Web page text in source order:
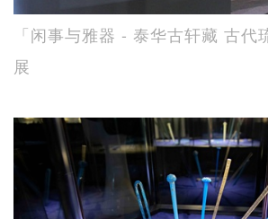
「闲事与雅器 - 泰华古轩藏 古代
展